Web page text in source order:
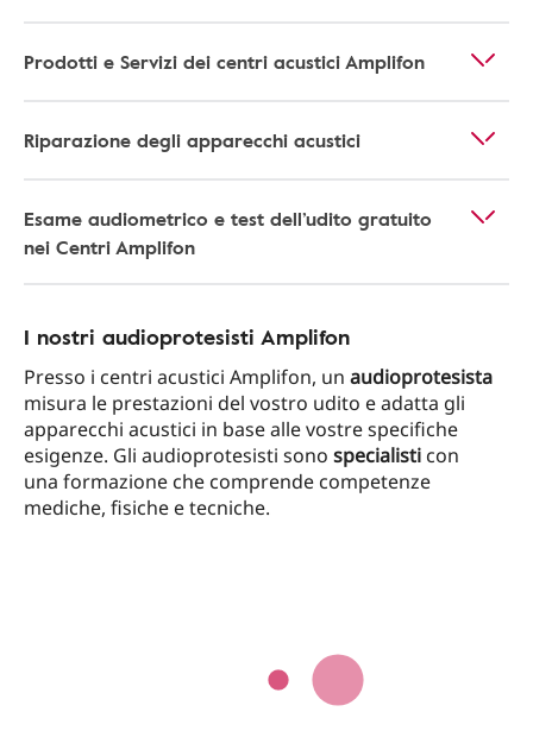
Prodotti e Servizi dei centri acustici Amplifon
Riparazione degli apparecchi acustici
Esame audiometrico e test dell’udito gratuito
nei Centri Amplifon
I nostri audioprotesisti Amplifon
Presso i centri acustici Amplifon, un audioprotesista
misura le prestazioni del vostro udito e adatta gli
apparecchi acustici in base alle vostre specifiche
esigenze. Gli audioprotesisti sono specialisti con
una formazione che comprende competenze
mediche, fisiche e tecniche.